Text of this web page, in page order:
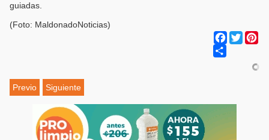
guiadas.
(Foto: MaldonadoNoticias)
Facebook
Twitter
Previo Siguiente